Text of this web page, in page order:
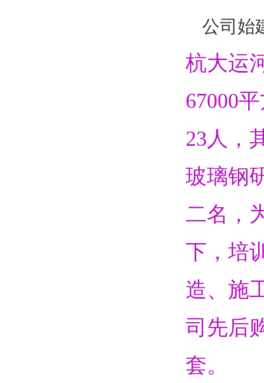
公司始
杭大运
67000
23人，
玻璃钢
二名，
下，培
造、施
司先后
套。